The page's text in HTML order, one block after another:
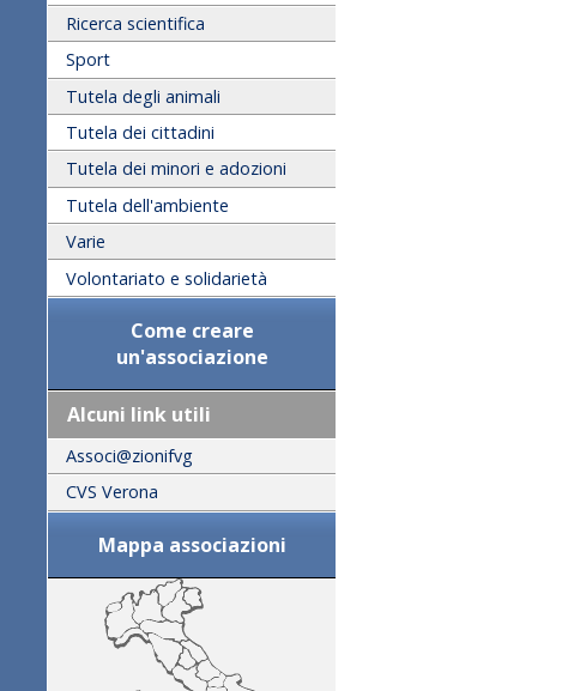
Ricerca scientifica
Sport
Tutela degli animali
Tutela dei cittadini
Tutela dei minori e adozioni
Tutela dell'ambiente
Varie
Volontariato e solidarietà
Come creare
un'associazione
Alcuni link utili
Associ@zionifvg
CVS Verona
Mappa associazioni